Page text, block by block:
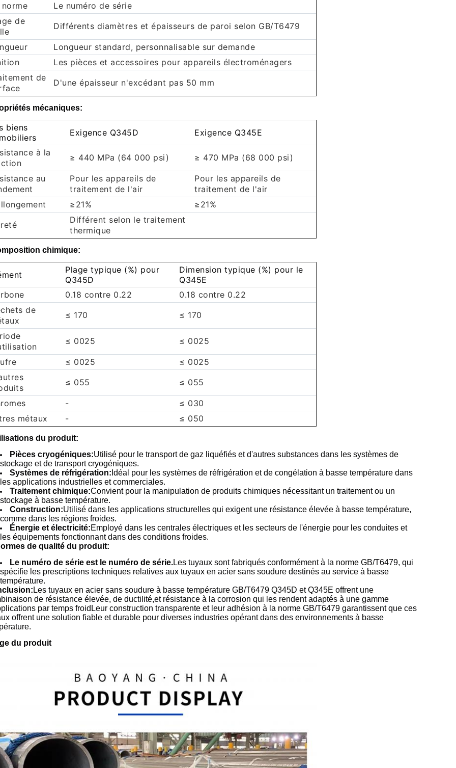
norme
Le numéro de série
de
Différents diamètres et épaisseurs de paroi selon GB/T6479
Longueur standard, personnalisable sur demande
Les pièces et accessoires pour appareils électroménagers
de
D'une épaisseur n'excédant pas 50 mm
mécaniques:
biens
Exigence Q345D
Exigence Q345E
à la
≥ 440 MPa (64 000 psi) ≥ 470 MPa (68 000 psi)
au
Pour les appareils de
traitement de l'air
Pour les appareils de
traitement de l'air
≥21%
≥21%
Différent selon le traitement
thermique
chimique:
Plage typique (%) pour
Q345D
Dimension typique (%) pour le
Q345E
0.18 contre 0.22
0.18 contre 0.22
de
≤ 170 ≤ 170
≤ 0025 ≤ 0025
≤ 0025
≤ 0025
≤ 055 ≤ 055
-
≤ 030
métaux
- ≤ 050
du produit:
Pièces cryogéniques:Utilisé pour le transport de gaz liquéfiés et d'autres substances dans les systèmes de
stockage et de transport cryogéniques.
Systèmes de réfrigération: Idéal pour les systèmes de réfrigération et de congélation à basse température dans
les applications industrielles et commerciales.
Traitement chimique:Convient pour la manipulation de produits chimiques nécessitant un traitement ou un
stockage à basse température.
Construction:Utilisé dans les applications structurelles qui exigent une résistance élevée à basse température,
comme dans les régions froides.
Énergie et électricité:Employé dans les centrales électriques et les secteurs de l'énergie pour les conduites et
les équipements fonctionnant dans des conditions froides.
de qualité du produit:
Le numéro de série est le numéro de série.Les tuyaux sont fabriqués conformément à la norme GB/T6479, qui
spécifie les prescriptions techniques relatives aux tuyaux en acier sans soudure destinés au service à basse
température.
Les tuyaux en acier sans soudure à basse température GB/T6479 Q345D et Q345E offrent une
de résistance élevée, de ductilité,et résistance à la corrosion qui les rendent adaptés à une gamme
par temps froidLeur construction transparente et leur adhésion à la norme GB/T6479 garantissent que ces
offrent une solution fiable et durable pour diverses industries opérant dans des environnements à basse
du produit